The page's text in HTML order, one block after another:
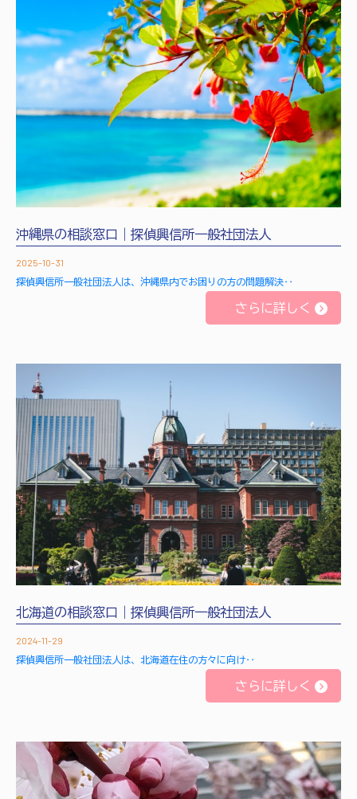
沖縄県の相談窓口｜探偵興信所一般社団法人
2025-10-31
探偵興信所一般社団法人は、沖縄県内でお困りの方の問題解決‥
さらに詳しく
北海道の相談窓口｜探偵興信所一般社団法人
2024-11-29
探偵興信所一般社団法人は、北海道在住の方々に向け‥
さらに詳しく